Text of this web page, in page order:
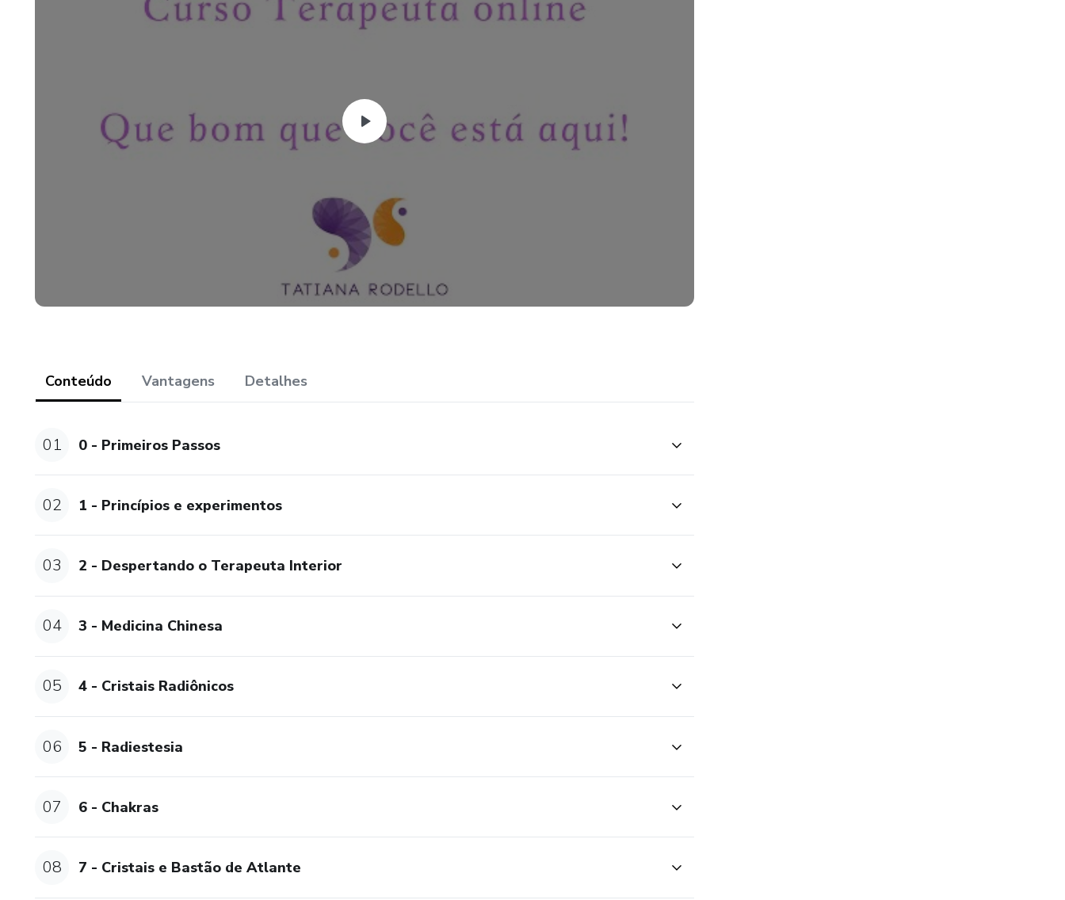
Conteúdo Vantagens Detalhes
01 0 - Primeiros Passos
02 1 - Princípios e experimentos
03 2 - Despertando o Terapeuta Interior
04 3 - Medicina Chinesa
05 4 - Cristais Radiônicos
06 5 - Radiestesia
07 6 - Chakras
08 7 - Cristais e Bastão de Atlante